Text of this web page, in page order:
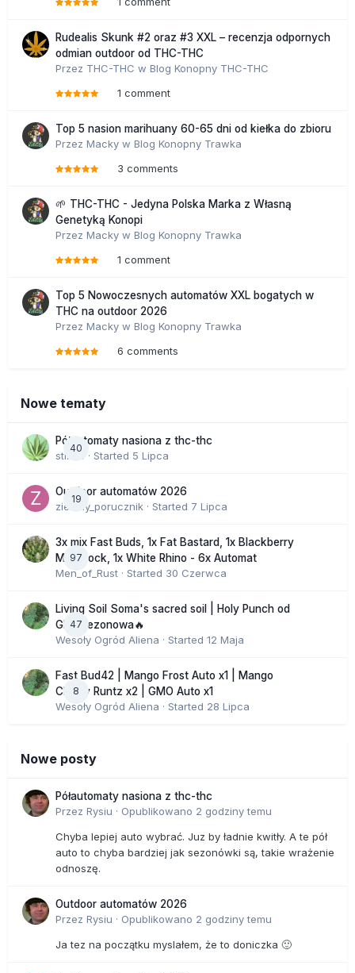
Rudealis Skunk #2 oraz #3 XXL – recenzja odpornych
odmian outdoor od THC-THC
Przez THC-THC w Blog Konopny THC-THC
1 comment
Top 5 nasion marihuany 60-65 dni od kiełka do zbioru
Przez Macky w Blog Konopny Trawka
3 comments
🌱 THC-THC - Jedyna Polska Marka z Własną
Genetyką Konopi
Przez Macky w Blog Konopny Trawka
1 comment
Top 5 Nowoczesnych automatów XXL bogatych w
THC na outdoor 2026
Przez Macky w Blog Konopny Trawka
6 comments
Nowe tematy
40
Półautomaty nasiona z thc-thc
stix33 · Started 5 Lipca
19
Outdoor automatów 2026
zielony_porucznik · Started 7 Lipca
97
3x mix Fast Buds, 1x Fat Bastard, 1x Blackberry
Moonrock, 1x White Rhino - 6x Automat
Men_of_Rust · Started 30 Czerwca
47
Living Soil Soma's sacred soil | Holy Punch od
GHS sezonowa🔥
Wesoły Ogród Aliena · Started 12 Maja
8
Fast Bud42 | Mango Frost Auto x1 | Mango
Cherry Runtz x2 | GMO Auto x1
Wesoły Ogród Aliena · Started 28 Lipca
Nowe posty
Półautomaty nasiona z thc-thc
Przez Rysiu · Opublikowano 2 godziny temu
Chyba lepiej auto wybrać. Juz by ładnie kwitły. A te pół
auto to chyba bardziej jak sezonówki są, takie wrażenie
odnoszę.
Outdoor automatów 2026
Przez Rysiu · Opublikowano 2 godziny temu
Ja tez na początku myslałem, że to doniczka 🙂